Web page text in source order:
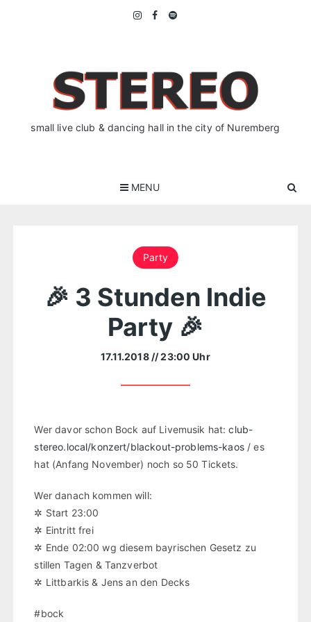
small live club & dancing hall in the city of Nuremberg
MENU
Party
🎉 3 Stunden Indie
Party 🎉
17.11.2018 // 23:00 Uhr
Wer davor schon Bock auf Livemusik hat:club-
stereo.local/konzert/blackout-problems-kaos/ es
hat (Anfang November) noch so 50 Tickets.
Wer danach kommen will:
✲ Start 23:00
✲ Eintritt frei
✲ Ende 02:00 wg diesem bayrischen Gesetz zu
stillen Tagen & Tanzverbot
✲ Littbarkis & Jens an den Decks
#bock